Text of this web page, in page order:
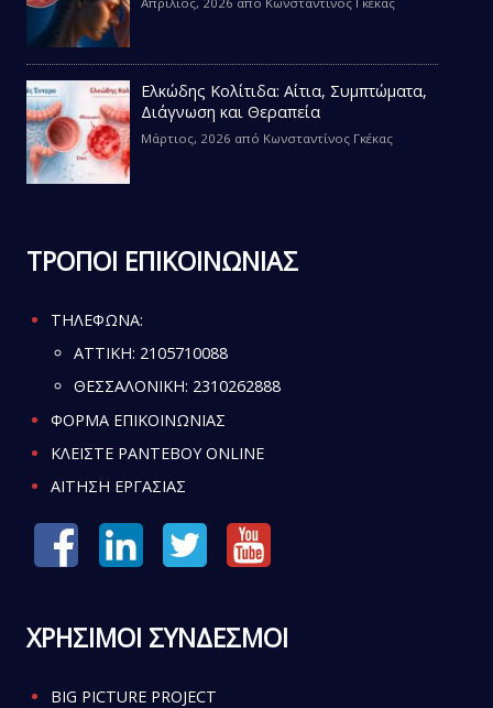
Ελκώδης Κολίτιδα: Αίτια, Συμπτώματα,
Διάγνωση και Θεραπεία
Μάρτιος, 2026 από Κωνσταντίνος Γκέκας
ΤΡΟΠΟΙ ΕΠΙΚΟΙΝΩΝΙΑΣ
ΤΗΛΕΦΩΝΑ:
ATTIKH: 2105710088
ΘΕΣΣΑΛΟΝΙΚΗ: 2310262888
ΦΟΡΜΑ ΕΠΙΚΟΙΝΩΝΙΑΣ
ΚΛΕΙΣΤΕ ΡΑΝΤΕΒΟΥ ONLINE
ΑΙΤΗΣΗ ΕΡΓΑΣΙΑΣ
ΧΡΗΣΙΜΟΙ ΣΥΝΔΕΣΜΟΙ
BIG PICTURE PROJECT